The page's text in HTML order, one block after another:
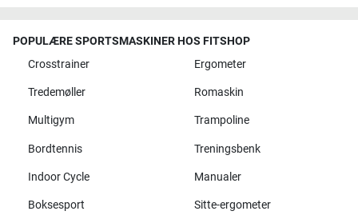
POPULÆRE SPORTSMASKINER HOS FITSHOP
Crosstrainer
Ergometer
Tredemøller Romaskin
Multigym Trampoline
Bordtennis Treningsbenk
Indoor Cycle Manualer
Boksesport Sitte-ergometer